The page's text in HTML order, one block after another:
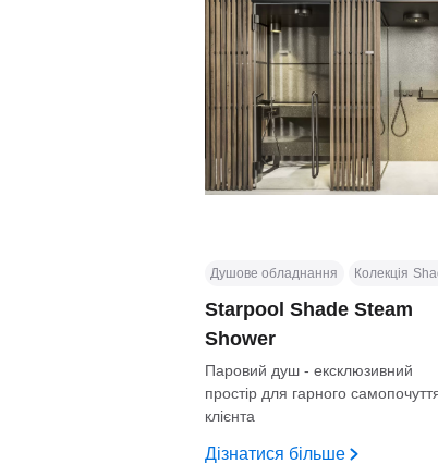
Starpool Shade Steam
Shower
Паровий душ - ексклюзивний
простір для гарного
клієнта
Дізнатися більше
Душове обладнання Колекція